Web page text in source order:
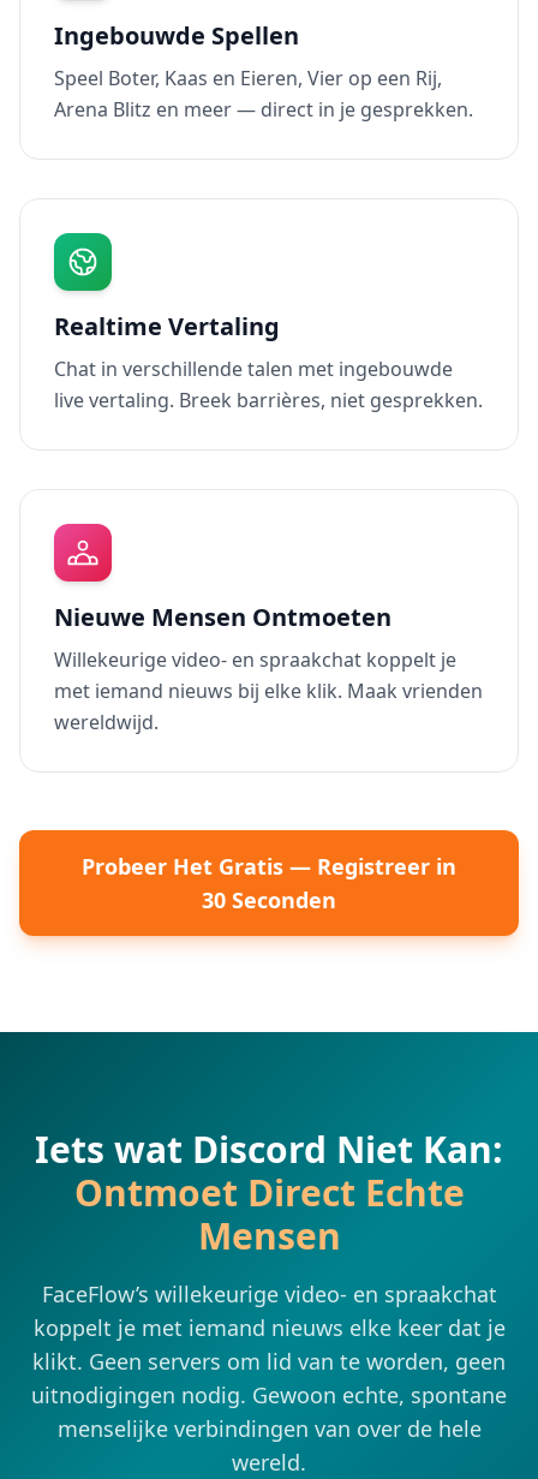
Ingebouwde Spellen
Speel Boter, Kaas en Eieren, Vier op een Rij,
Arena Blitz en meer — direct in je gesprekken.
Realtime Vertaling
Chat in verschillende talen met ingebouwde
live vertaling. Breek barrières, niet gesprekken.
Nieuwe Mensen Ontmoeten
Willekeurige video- en spraakchat koppelt je
met iemand nieuws bij elke klik. Maak vrienden
wereldwijd.
Probeer Het Gratis — Registreer in
30 Seconden
Iets wat Discord Niet Kan:
Ontmoet Direct Echte
Mensen
FaceFlow’s willekeurige video- en spraakchat
koppelt je met iemand nieuws elke keer dat je
klikt. Geen servers om lid van te worden, geen
uitnodigingen nodig. Gewoon echte, spontane
menselijke verbindingen van over de hele
wereld.